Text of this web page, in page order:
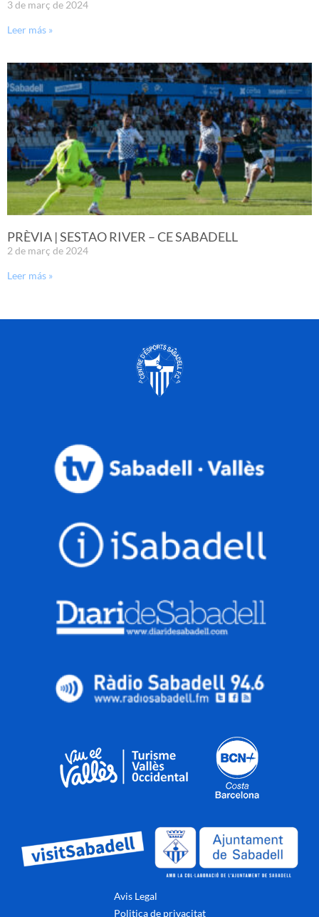
3 de març de 2024
Leer más »
PRÈVIA | SESTAO RIVER – CE SABADELL
2 de març de 2024
Leer más »
Avis Legal
Politica de privacitat